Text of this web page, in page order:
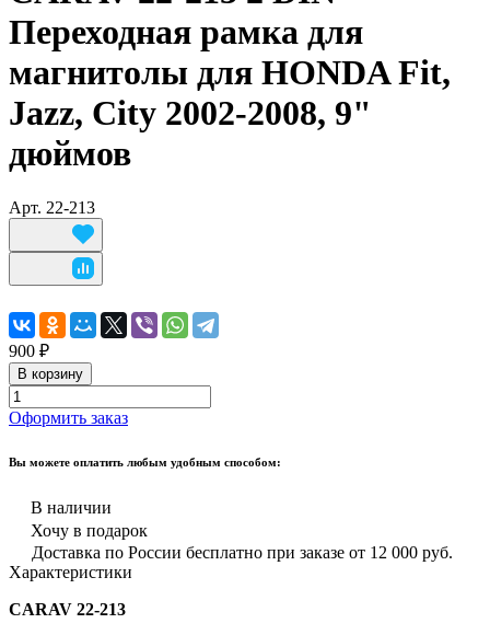
Переходная рамка для
магнитолы для HONDA Fit,
Jazz, City 2002-2008, 9"
дюймов
Арт. 22-213
900 ₽
В корзину
Оформить заказ
Вы можете оплатить любым удобным способом:
В наличии
Хочу в подарок
Доставка по России бесплатно при заказе от 12 000 руб.
Характеристики
CARAV 22-213